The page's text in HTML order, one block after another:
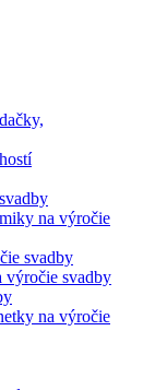
na výročie
svadby
výročie svadby
na výročie